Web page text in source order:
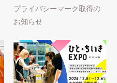
プライバシーマーク取得の
お知らせ